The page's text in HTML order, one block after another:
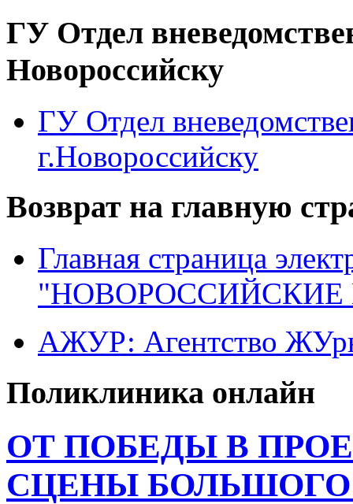
ГУ Отдел
Новороссийску
ГУ Отдел
г.Новороссийску
Возврат на главную
Главная страница
"НОВОРОССИЙСКИЕ
АЖУР: Агентство
Поликлиника онлайн
ОТ ПОБЕДЫ В
СЦЕНЫ БОЛЬШОГО